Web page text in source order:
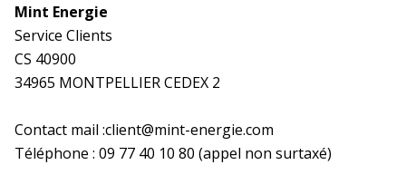
Mint Energie
Service Clients
CS 40900
34965 MONTPELLIER CEDEX 2
Contact mail :client@mint-energie.com
Téléphone : 09 77 40 10 80 (appel non surtaxé)